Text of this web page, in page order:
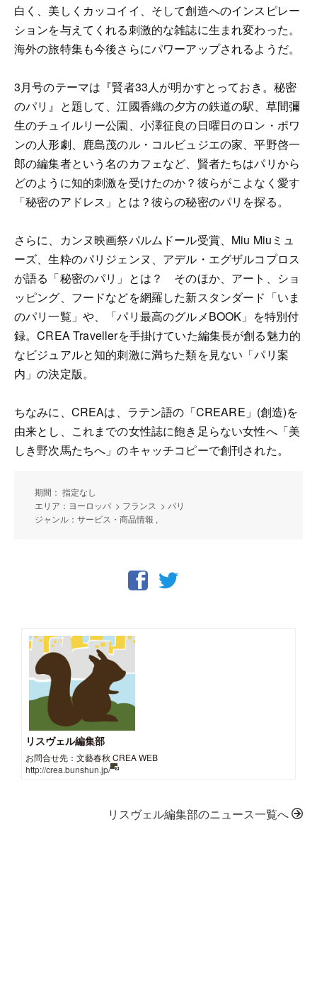
白く、美しくカッコイイ、そして創造へのインスピレー
ションを与えてくれる刺激的な雑誌に生まれ変わった。
海外の旅特集も今後さらにパワーアップされるようだ。
3月号のテーマは『賢者33人が明かすとっておき。秘密
のパリ』と題して、江國香織の夕方の鉄道の駅、草間彌
生のチュイルリー公園、小澤征良の日曜日のロン・ポワ
ンの人形劇、鹿島茂のル・コルビュジエの家、平野啓一
郎の編集者という名のカフェなど、賢者たちはパリから
どのように知的刺激を受けたのか？彼らがこよなく愛す
「秘密のアドレス」とは？彼らの秘密のパリを探る。
さらに、カンヌ映画祭パルムドール受賞、Miu Miuミュ
ーズ、生粋のパリジェンヌ、アデル・エグザルコプロス
が語る「秘密のパリ」とは？ そのほか、アート、ショ
ッピング、フードなどを網羅した新スタンダード「いま
のパリ一覧」や、「パリ最高のグルメBOOK」を特別付
録。CREA Travellerを手掛けていた編集長が創る魅力的
なビジュアルと知的刺激に満ちた類を見ない「パリ案
内」の決定版。
ちなみに、CREAは、ラテン語の「CREARE」(創造)を
由来とし、これまでの女性誌に飽き足らない女性へ「美
しき野次馬たちへ」のキャッチコピーで創刊された。
期間： 指定なし
エリア：ヨーロッパ > フランス > パリ
ジャンル：サービス・商品情報 ,
リスヴェル編集部
お問合せ先：文藝春秋 CREA WEB
http://crea.bunshun.jp/
リスヴェル編集部のニュース一覧へ